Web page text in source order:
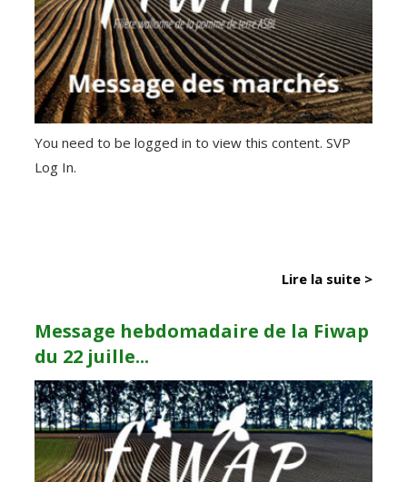
You need to be logged in to view this content. SVP
Log In.
Lire la suite >
Message hebdomadaire de la Fiwap
du 22 juille...